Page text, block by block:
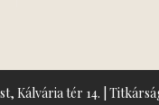
Kálvária tér 14. |